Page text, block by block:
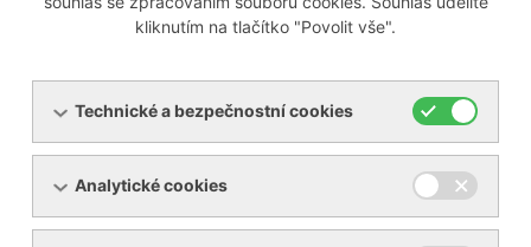
V případě poptávky po originálních lamelách Becker nás
nebo telefonicky.
Zde naleznete více informací to tom, proč se vyplatí
investovat do originálních lamel Becker.
Soubory ke stažení
kliknutím na tlačítko "Povolit vše".
Technické a bezpečnostní cookies
Analytické cookies